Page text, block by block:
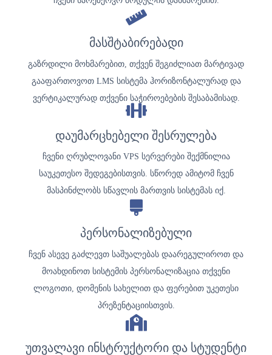
მასშტაბირებადი
გაზრდილი მოხმარებით, თქვენ შეგიძლიათ მარტივად
გააფართოვოთ LMS სისტემა ჰორიზონტალურად და
ვერტიკალურად თქვენი საჭიროებების შესაბამისად.
დაუმარცხებელი შესრულება
ჩვენი ღრუბლოვანი VPS სერვერები შექმნილია
საუკეთესო შედეგებისთვის. სწორედ ამიტომ ჩვენ
მასპინძლობს სწავლის მართვის სისტემას იქ.
პერსონალიზებული
ჩვენ ასევე გაძლევთ საშუალებას დაარეგულიროთ და
მოახდინოთ სისტემის პერსონალიზაცია თქვენი
ლოგოთი, დომენის სახელით და ფერებით უკეთესი
პრეზენტაციისთვის.
უთვალავი ინსტრუქტორი და სტუდენტი